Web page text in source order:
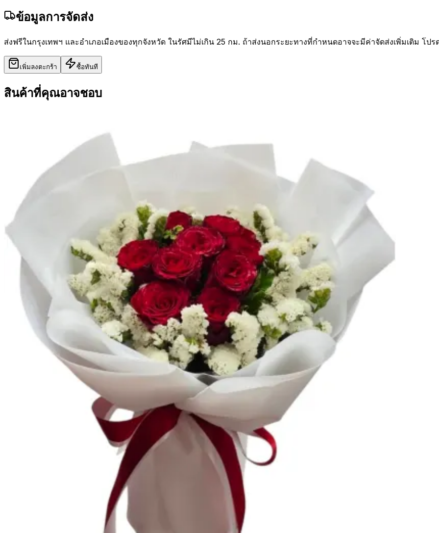
ข้อมูลการจัดส่ง
ส่งฟรีในกรุงเทพฯ และอำเภอเมืองของทุกจังหวัด ในรัศมีไม่เกิน 25 กม. ถ้าส่งนอกระยะทางที่กำหนดอาจจะมีค่าจัดส่งเพิ่มเติม โปร
เพิ่มลงตะกร้า ซื้อทันที
สินค้าที่คุณอาจชอบ